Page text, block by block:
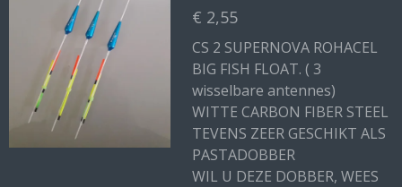
€ 2,55
CS 2 SUPERNOVA ROHACEL
BIG FISH FLOAT. ( 3
wisselbare antennes)
WITTE CARBON FIBER STEEL
TEVENS ZEER GESCHIKT ALS
PASTADOBBER
WIL U DEZE DOBBER, WEES